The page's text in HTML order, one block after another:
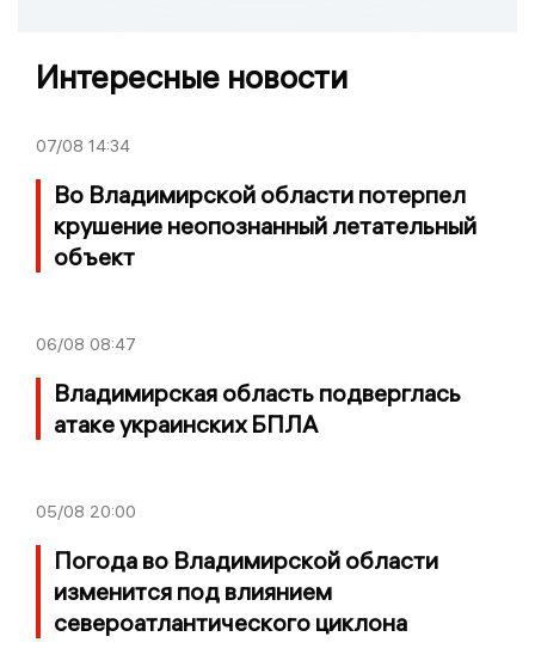
Интересные новости
07/08 14:34
Во Владимирской области потерпел
крушение неопознанный летательный
объект
06/08 08:47
Владимирская область подверглась
атаке украинских БПЛА
05/08 20:00
Погода во Владимирской области
изменится под влиянием
североатлантического циклона